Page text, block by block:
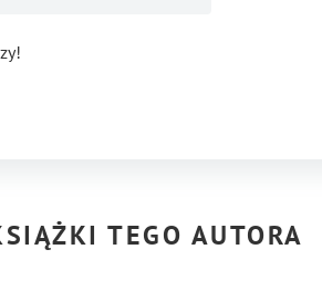
TEGO AUTORA